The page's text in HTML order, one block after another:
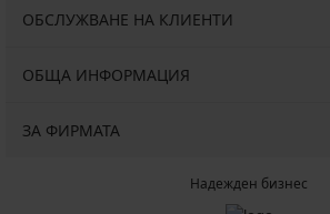
ОБСЛУЖВАНЕ НА КЛИЕНТИ
ОБЩА ИНФОРМАЦИЯ
ЗА ФИРМАТА
Надежден бизнес